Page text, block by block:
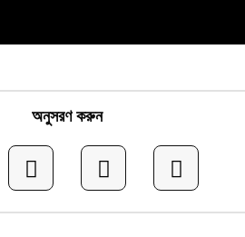
অনুসরণ করুন